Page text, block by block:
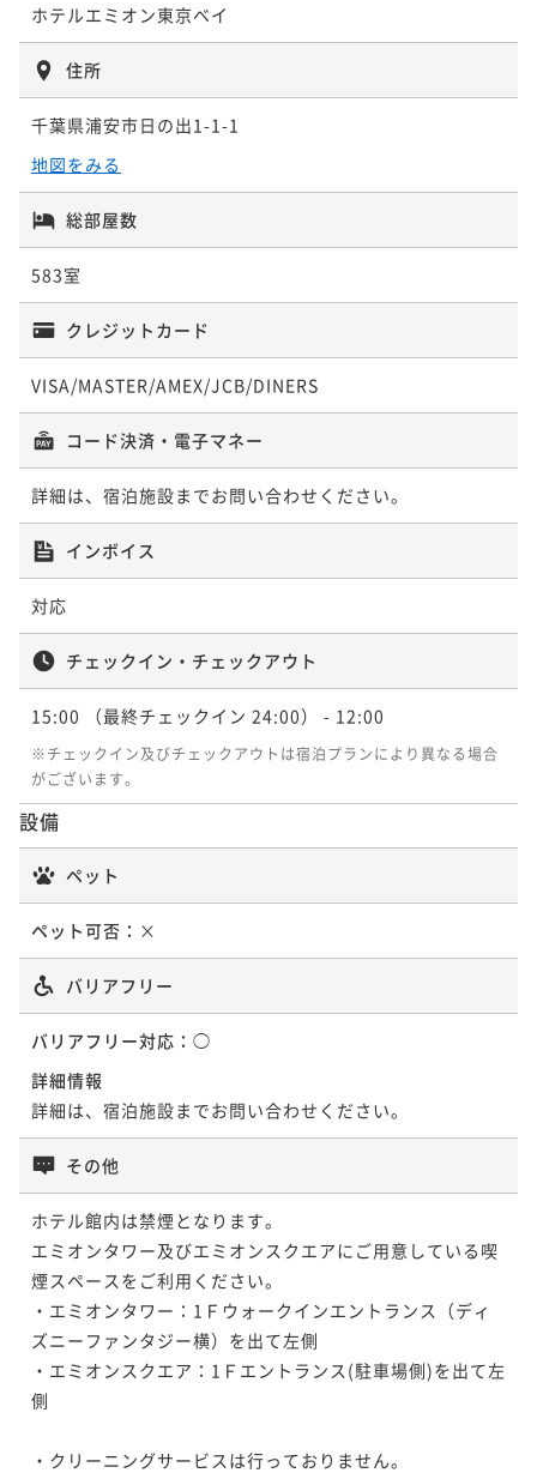
ホテルエミオン東京ベイ
住所
千葉県浦安市日の出1-1-1
地図をみる
総部屋数
583室
クレジットカード
VISA/MASTER/AMEX/JCB/DINERS
コード決済・電子マネー
詳細は、宿泊施設までお問い合わせください。
インボイス
対応
チェックイン・チェックアウト
15:00 （最終チェックイン 24:00） - 12:00
※チェックイン及びチェックアウトは宿泊プランにより異なる場合
がございます。
設備
ペット
ペット可否： ×
バリアフリー
バリアフリー対応： ◯
詳細情報
詳細は、宿泊施設までお問い合わせください。
その他
ホテル館内は禁煙となります。
エミオンタワー及びエミオンスクエアにご用意している喫
煙スペースをご利用ください。
・エミオンタワー：1Ｆウォークインエントランス（ディ
ズニーファンタジー横）を出て左側
・エミオンスクエア：1Ｆエントランス(駐車場側)を出て左
側
・クリーニングサービスは行っておりません。